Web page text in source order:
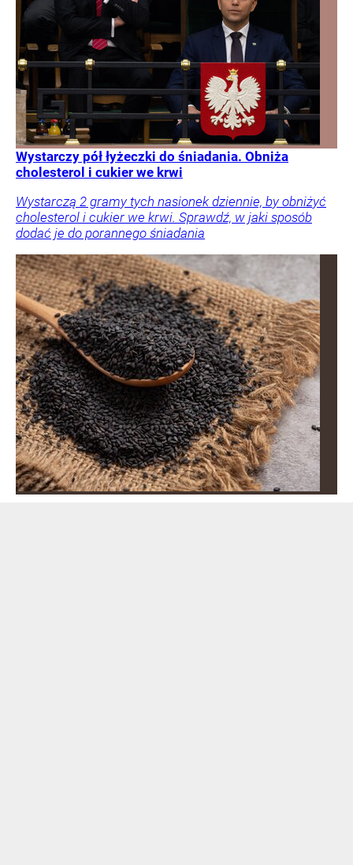
Wystarczy pół łyżeczki do śniadania. Obniża
cholesterol i cukier we krwi
Wystarczą 2 gramy tych nasionek dziennie, by obniżyć
cholesterol i cukier we krwi. Sprawdź, w jaki sposób
dodać je do porannego śniadania